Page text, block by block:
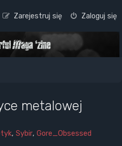
Zaloguj się
Zarejestruj się
metalowej
, Sybir, Gore_Obsessed